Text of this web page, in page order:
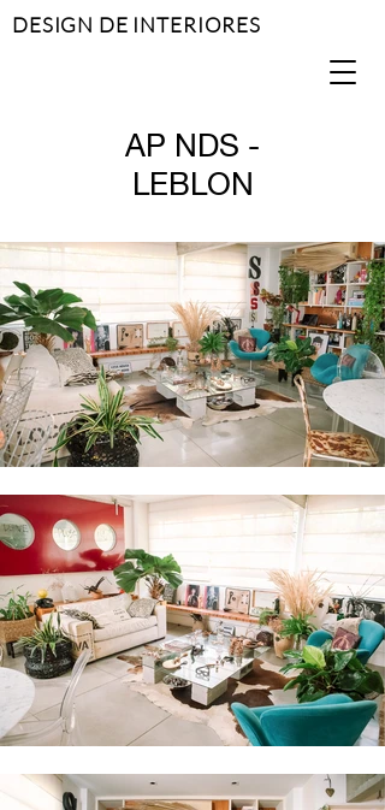
DESIGN DE INTERIORES
AP NDS -
LEBLON